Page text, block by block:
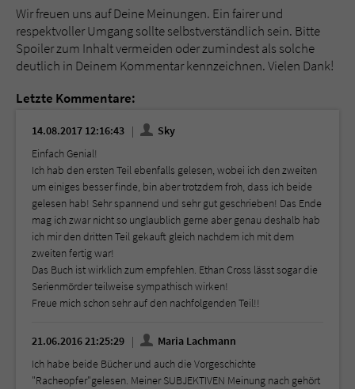
Wir freuen uns auf Deine Meinungen. Ein fairer und
respektvoller Umgang sollte selbstverständlich sein. Bitte
Spoiler zum Inhalt vermeiden oder zumindest als solche
deutlich in Deinem Kommentar kennzeichnen. Vielen Dank!
Letzte Kommentare:
14.08.2017 12:16:43
Sky
Einfach Genial!
Ich hab den ersten Teil ebenfalls gelesen, wobei ich den zweiten
um einiges besser finde, bin aber trotzdem froh, dass ich beide
gelesen hab! Sehr spannend und sehr gut geschrieben! Das Ende
mag ich zwar nicht so unglaublich gerne aber genau deshalb hab
ich mir den dritten Teil gekauft gleich nachdem ich mit dem
zweiten fertig war!
Das Buch ist wirklich zum empfehlen. Ethan Cross lässt sogar die
Serienmörder teilweise sympathisch wirken!
Freue mich schon sehr auf den nachfolgenden Teil!!
21.06.2016 21:25:29
Maria Lachmann
Ich habe beide Bücher und auch die Vorgeschichte
"Racheopfer"gelesen. Meiner SUBJEKTIVEN Meinung nach gehört